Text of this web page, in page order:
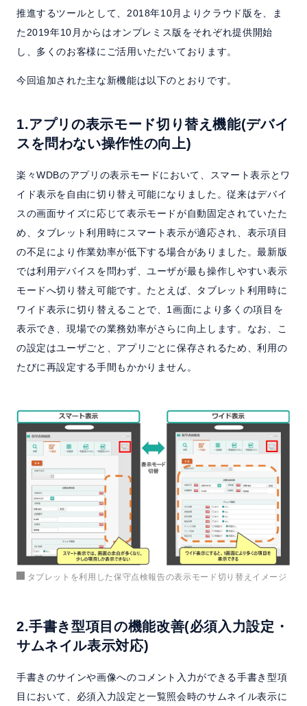
推進するツールとして、2018年10月よりクラウド版を、ま
た2019年10月からはオンプレミス版をそれぞれ提供開始
し、多くのお客様にご活用いただいております。
今回追加された主な新機能は以下のとおりです。
1.アプリの表示モード切り替え機能(デバイ
スを問わない操作性の向上)
楽々WDBのアプリの表示モードにおいて、スマート表示とワ
イド表示を自由に切り替え可能になりました。従来はデバイ
スの画面サイズに応じて表示モードが自動固定されていたた
め、タブレット利用時にスマート表示が適応され、表示項目
の不足により作業効率が低下する場合がありました。最新版
では利用デバイスを問わず、ユーザが最も操作しやすい表示
モードへ切り替え可能です。たとえば、タブレット利用時に
ワイド表示に切り替えることで、1画面により多くの項目を
表示でき、現場での業務効率がさらに向上します。なお、こ
の設定はユーザごと、アプリごとに保存されるため、利用の
たびに再設定する手間もかかりません。
タブレットを利用した保守点検報告の表示モード切り替えイメージ
2.手書き型項目の機能改善(必須入力設定・
サムネイル表示対応)
手書きのサインや画像へのコメント入力ができる手書き型項
目において、必須入力設定と一覧照会時のサムネイル表示に